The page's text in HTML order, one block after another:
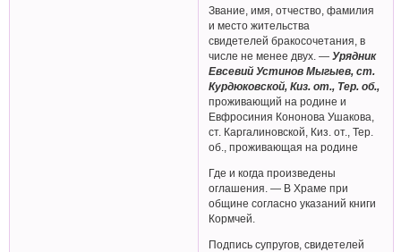
Звание, имя, отчество, фамилия
и место жительства
свидетелей бракосочетания, в
числе не менее двух. —Урядник
Евсевий Устинов Мыгыев, ст.
Курдюковской, Киз. от., Тер. об.,
проживающий на родине и
Евфросиния Кононова Ушакова,
ст. Каргалиновской, Киз. от., Тер.
об., проживающая на родине
Где и когда произведены
оглашения. — В Храме при
общине согласно указаний книги
Кормчей.
Подпись супругов, свидетелей